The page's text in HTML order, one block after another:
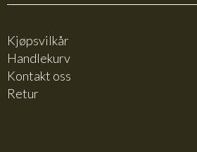
Kjøpsvilkår
Handlekurv
Kontakt oss
Retur